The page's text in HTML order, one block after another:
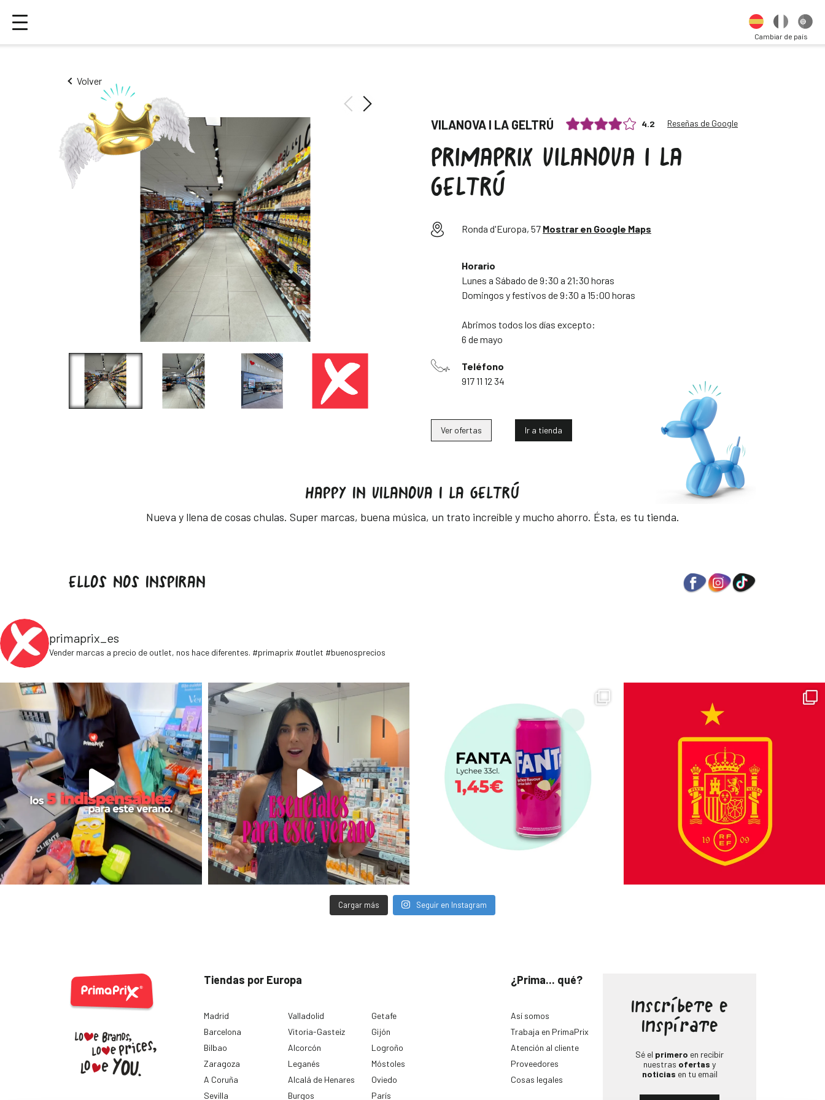
Cambiar de país
Volver
VILANOVA I LA GELTRÚ 4.2 Reseñas de Google
PRIMAPRIX VILANOVA I LA
GELTRÚ
Ronda d'Europa, 57 Mostrar en Google Maps
Horario
Lunes a Sábado de 9:30 a 21:30 horas
Domingos y festivos de 9:30 a 15:00 horas
Abrimos todos los días excepto:
6 de mayo
Teléfono
917 11 12 34
Ver ofertas Ir a tienda
HAPPY IN VILANOVA I LA GELTRÚ
Nueva y llena de cosas chulas. Super marcas, buena música, un trato increíble y mucho ahorro. Ésta, es tu tienda.
ELLOS NOS INSPIRAN
primaprix_es
Vender marcas a precio de outlet, nos hace diferentes. #primaprix #outlet #buenosprecios
Cargar más Seguir en Instagram
Tiendas por Europa
Madrid
Barcelona
Bilbao
Zaragoza
A Coruña
Sevilla
Valladolid
Vitoria-Gasteiz
Alcorcón
Leganés
Alcalá de Henares
Burgos
Getafe
Gijón
Logroño
Móstoles
Oviedo
París
¿Prima... qué?
Así somos
Trabaja en PrimaPrix
Atención al cliente
Proveedores
Cosas legales
Inscríbete e
Inspírate
Sé el primero en recibir
nuestras ofertas y
noticias en tu email